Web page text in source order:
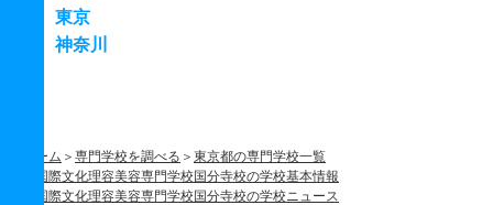
東京
神奈川
ホーム 専門学校を調べる
東京都の専門学校一覧
国際文化理容美容専門学校国分寺校の学校基本情報
国際文化理容美容専門学校国分寺校の学校ニュース